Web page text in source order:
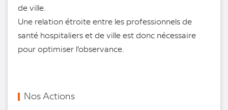
de ville.
Une relation étroite entre les professionnels de
santé hospitaliers et de ville est donc nécessaire
pour optimiser l’observance.
Nos Actions